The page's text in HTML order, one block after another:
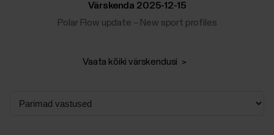
Värskenda 2025-12-15
Polar Flow update – New sport profiles
Vaata kõiki värskendusi